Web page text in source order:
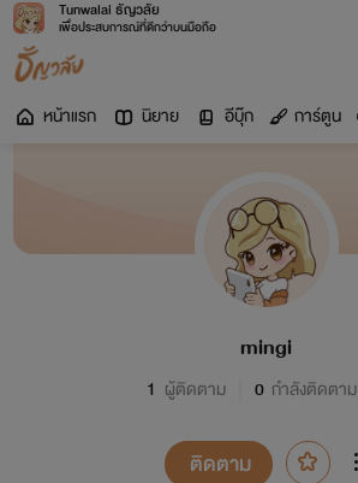
Tunwalai ธัญวลัย
เพื่อประสบการณ์ที่ดีกว่าบนมือถือ
หน้าแรก นิยาย อีบุ๊ก การ์ตูน
mingi
1 ผู้ติดตาม 0 กำลังติดตาม
ติดตาม